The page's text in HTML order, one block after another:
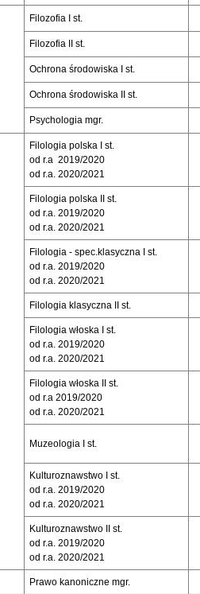
Filozofia I st.
Filozofia II st.
Ochrona środowiska I st.
Ochrona środowiska II st.
Psychologia mgr.
Filologia polska I st.
od r.a 2019/2020
od r.a. 2020/2021
Filologia polska II st.
od r.a. 2019/2020
od r.a. 2020/2021
Filologia - spec.klasyczna I st.
od r.a. 2019/2020
od r.a. 2020/2021
Filologia klasyczna II st.
Filologia włoska I st.
od r.a. 2019/2020
od r.a. 2020/2021
Filologia włoska II st.
od r.a 2019/2020
od r.a. 2020/2021
Muzeologia I st.
Kulturoznawstwo I st.
od r.a. 2019/2020
od r.a. 2020/2021
Kulturoznawstwo II st.
od r.a. 2019/2020
od r.a. 2020/2021
Prawo kanoniczne mgr.